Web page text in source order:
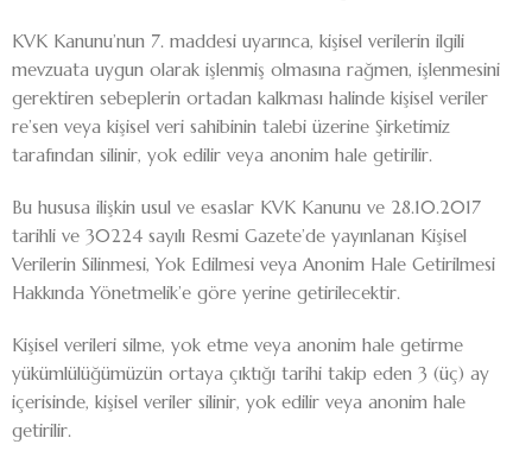
KVK Kanunu’nun 7. maddesi uyarınca, kişisel verilerin ilgili
mevzuata uygun olarak işlenmiş olmasına rağmen, işlenmesini
gerektiren sebeplerin ortadan kalkması halinde kişisel veriler
re’sen veya kişisel veri sahibinin talebi üzerine Şirketimiz
tarafından silinir, yok edilir veya anonim hale getirilir.
Bu hususa ilişkin usul ve esaslar KVK Kanunu ve 28.10.2017
tarihli ve 30224 sayılı Resmi Gazete’de yayınlanan Kişisel
Verilerin Silinmesi, Yok Edilmesi veya Anonim Hale Getirilmesi
Hakkında Yönetmelik’e göre yerine getirilecektir.
Kişisel verileri silme, yok etme veya anonim hale getirme
yükümlülüğümüzün ortaya çıktığı tarihi takip eden 3 (üç) ay
içerisinde, kişisel veriler silinir, yok edilir veya anonim hale
getirilir.